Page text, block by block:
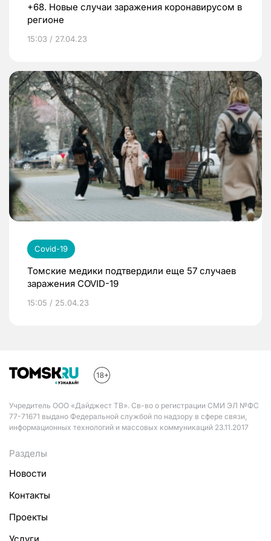
+68. Новые случаи заражения коронавирусом в
регионе
15:03 / 27.04.23
Covid-19
Томские медики подтвердили еще 57 случаев
заражения COVID-19
15:05 / 25.04.23
Учредитель ООО «Дайджест ТВ». Св-во о регистрации СМИ ЭЛ №ФС
77-71671 выдано Федеральной службой по надзору в сфере связи,
информационных технологий и массовых коммуникаций 23.11.2017
Разделы
Новости
Контакты
Проекты